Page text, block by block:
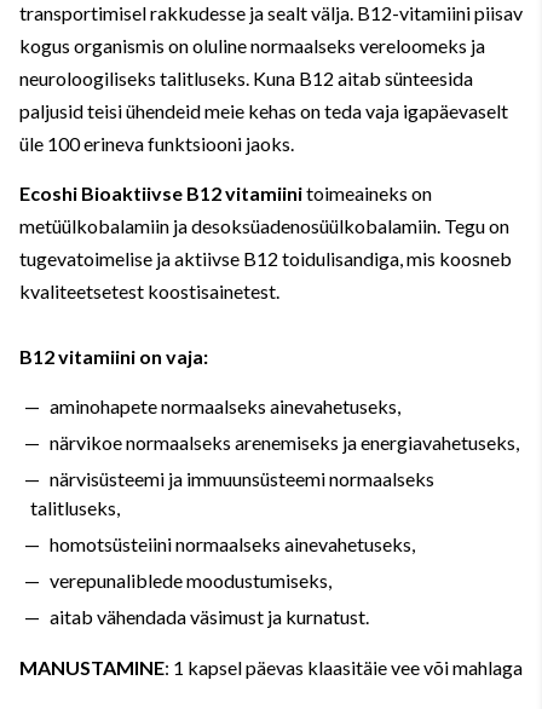
transportimisel rakkudesse ja sealt välja. B12-vitamiini piisav
kogus organismis on oluline normaalseks vereloomeks ja
neuroloogiliseks talitluseks. Kuna B12 aitab sünteesida
paljusid teisi ühendeid meie kehas on teda vaja igapäevaselt
üle 100 erineva funktsiooni jaoks.
Ecoshi Bioaktiivse B12 vitamiinitoimeaineks on
metüülkobalamiin ja desoksüadenosüülkobalamiin. Tegu on
tugevatoimelise ja aktiivse B12 toidulisandiga, mis koosneb
kvaliteetsetest koostisainetest.
B12 vitamiini on vaja:
aminohapete normaalseks ainevahetuseks,
närvikoe normaalseks arenemiseks ja energiavahetuseks,
närvisüsteemi ja immuunsüsteemi normaalseks
talitluseks,
homotsüsteiini normaalseks ainevahetuseks,
verepunaliblede moodustumiseks,
aitab vähendada väsimust ja kurnatust.
MANUSTAMINE: 1 kapsel päevas klaasitäie vee või mahlaga